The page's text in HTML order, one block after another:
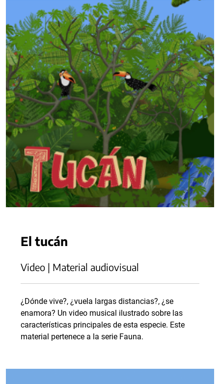
El tucán
Video | Material audiovisual
¿Dónde vive?, ¿vuela largas distancias?, ¿se
enamora? Un video musical ilustrado sobre las
características principales de esta especie. Este
material pertenece a la serie Fauna.